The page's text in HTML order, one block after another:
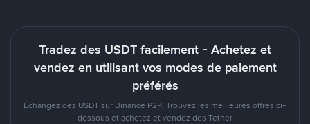
Tradez des USDT facilement - Achetez et
vendez en utilisant vos modes de paiement
préférés
Échangez des USDT sur Binance P2P. Trouvez les meilleures offres ci-
dessous et achetez et vendez des Tether